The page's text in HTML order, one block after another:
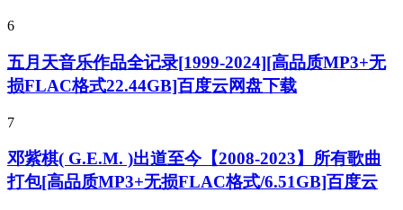
6
五月天音乐作品全记录[1999-2024][高品质MP3+无
损FLAC格式22.44GB]百度云网盘下载
7
邓紫棋( G.E.M. )出道至今【2008-2023】所有歌曲
打包[高品质MP3+无损FLAC格式/6.51GB]百度云